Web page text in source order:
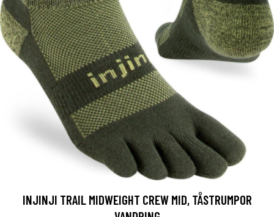
INJINJI TRAIL MIDWEIGHT CREW MID, TÅSTRUMPOR